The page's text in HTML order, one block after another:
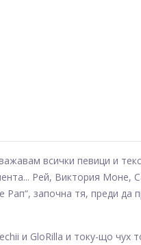
всички певици и
Рей, Виктория Моне,
Рап“, започна тя, преди да
и GloRilla и току-що чух